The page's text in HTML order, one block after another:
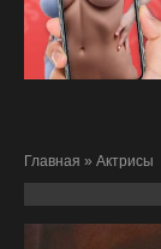
Главная » Актрисы